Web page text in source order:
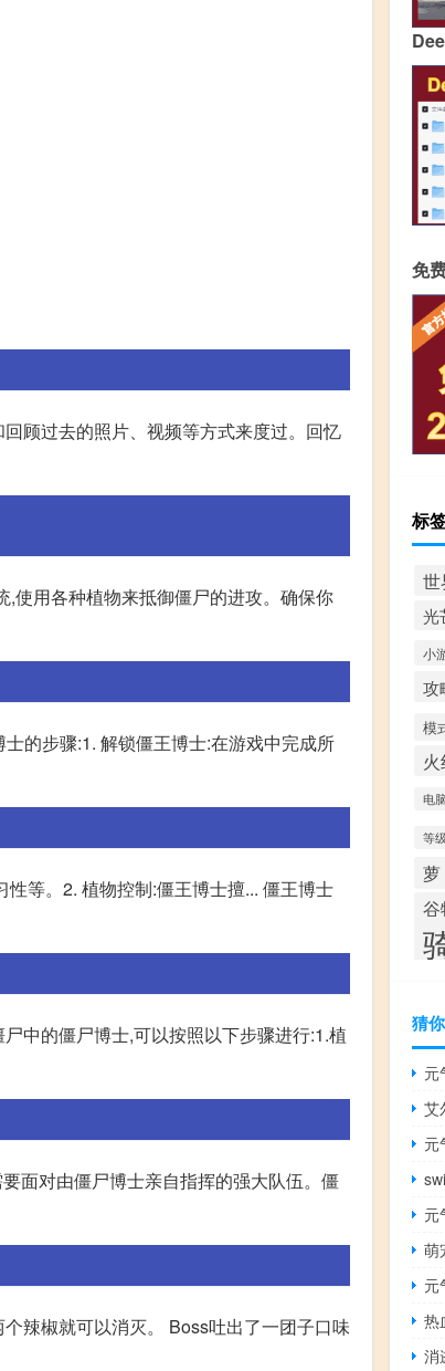
顾过去的照片、视频等方式来度过。回忆
使用各种植物来抵御僵尸的进攻。确保你
的步骤:1. 解锁僵王博士:在游戏中完成所
等。2. 植物控制:僵王博士擅... 僵王博士
中的僵尸博士,可以按照以下步骤进行:1.植
面对由僵尸博士亲自指挥的强大队伍。僵
辣椒就可以消灭。 Boss吐出了一团子口味
免
标
世
光
小
攻
模
电脑
等级
萝
谷
猜
元
艾
元
元
萌
元
热
消